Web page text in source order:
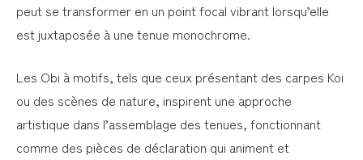
peut se transformer en un point focal vibrant lorsqu’elle
est juxtaposée à une tenue monochrome.
Les Obi à motifs, tels que ceux présentant des carpes Koi
ou des scènes de nature, inspirent une approche
artistique dans l’assemblage des tenues, fonctionnant
comme des pièces de déclaration qui animent et